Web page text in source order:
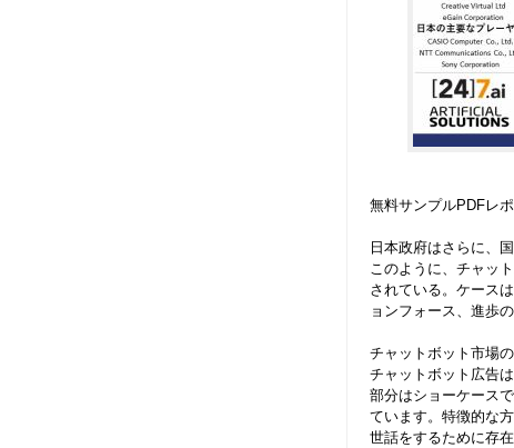
無料サンプルPDFレ
日本政府はさらに、
このように、チャッ
されている。ケース
ョンフォース、進歩
チャットボット市場
チャットボット広告
部分はショーケース
ています。特徴的な
世話をするために存